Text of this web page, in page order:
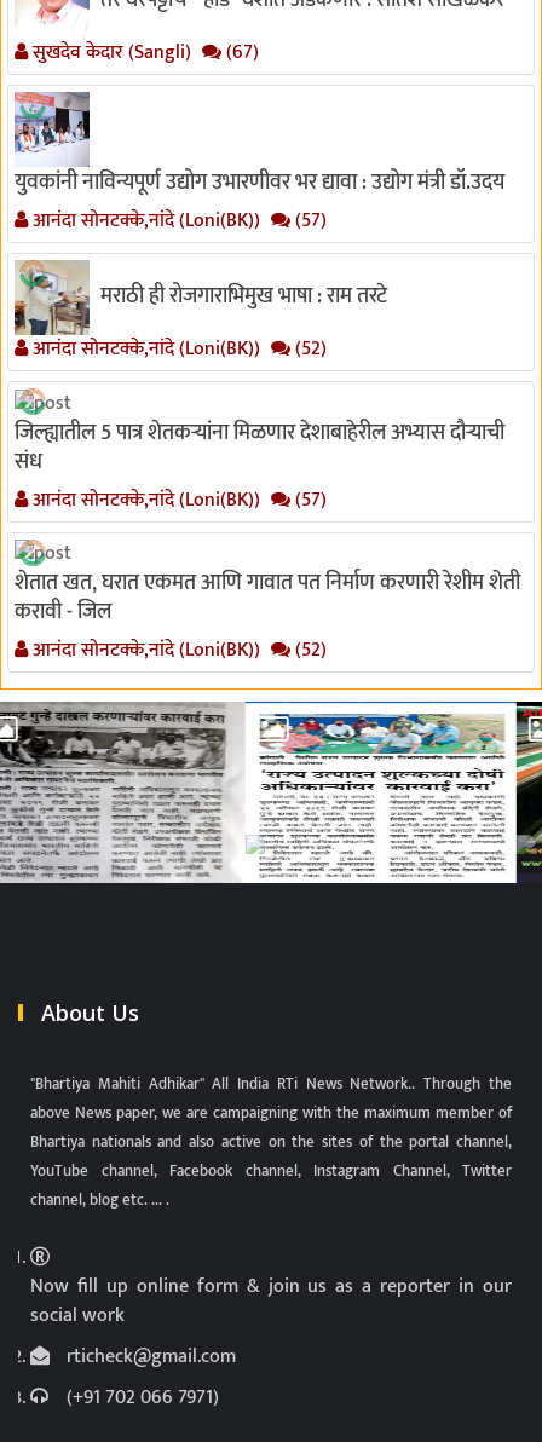
सुखदेव केदार (Sangli) (67)
युवकांनी नाविन्यपूर्ण उद्योग उभारणीवर भर द्यावा : उद्योग मंत्री डॉ.उदय
आनंदा सोनटक्के,नांदे (Loni(BK)) (57)
मराठी ही रोजगाराभिमुख भाषा : राम तरटे
आनंदा सोनटक्के,नांदे (Loni(BK)) (52)
जिल्ह्यातील 5 पात्र शेतकऱ्यांना मिळणार देशाबाहेरील अभ्यास दौऱ्याची
संध
आनंदा सोनटक्के,नांदे (Loni(BK)) (57)
शेतात खत, घरात एकमत आणि गावात पत निर्माण करणारी रेशीम शेती
करावी - जिल
आनंदा सोनटक्के,नांदे (Loni(BK)) (52)
About Us
"Bhartiya Mahiti Adhikar" All India RTi News Network.. Through the
above News paper, we are campaigning with the maximum member of
Bhartiya nationals and also active on the sites of the portal channel,
YouTube channel, Facebook channel, Instagram Channel, Twitter
channel, blog etc. ... .
Now fill up online form & join us as a reporter in our
social work
rticheck@gmail.com
(+91 702 066 7971)